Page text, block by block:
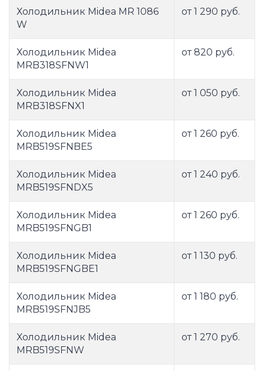
Холодильник Midea MR 1086
W
от 1 290 руб.
Холодильник Midea
MRB318SFNW1
от 820 руб.
Холодильник Midea
MRB318SFNX1
от 1 050 руб.
Холодильник Midea
MRB519SFNBE5
от 1 260 руб.
Холодильник Midea
MRB519SFNDX5
от 1 240 руб.
Холодильник Midea
MRB519SFNGB1
от 1 260 руб.
Холодильник Midea
MRB519SFNGBE1
от 1 130 руб.
Холодильник Midea
MRB519SFNJB5
от 1 180 руб.
Холодильник Midea
MRB519SFNW
от 1 270 руб.